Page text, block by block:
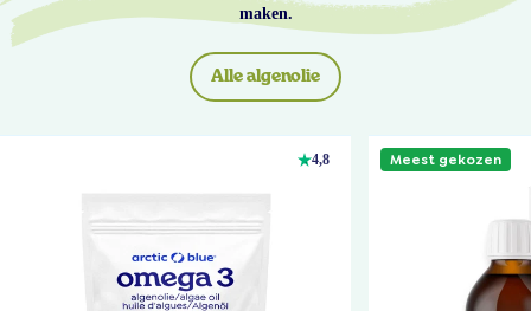
maken.
Alle algenolie
4,8 Meest gekozen